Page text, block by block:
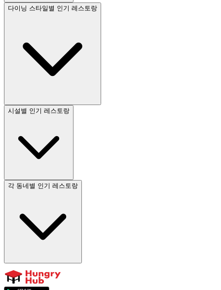
다이닝 스타일별 인기 레스토랑
시설별 인기 레스토랑
각 동네별 인기 레스토랑